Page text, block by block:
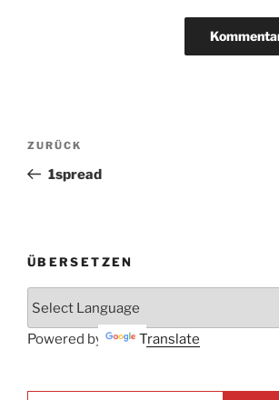
Beitrags-
Vorheriger
Beitrag
ZURÜCK
1spread
ÜBERSETZEN
Powered by Translate
E-mail ...